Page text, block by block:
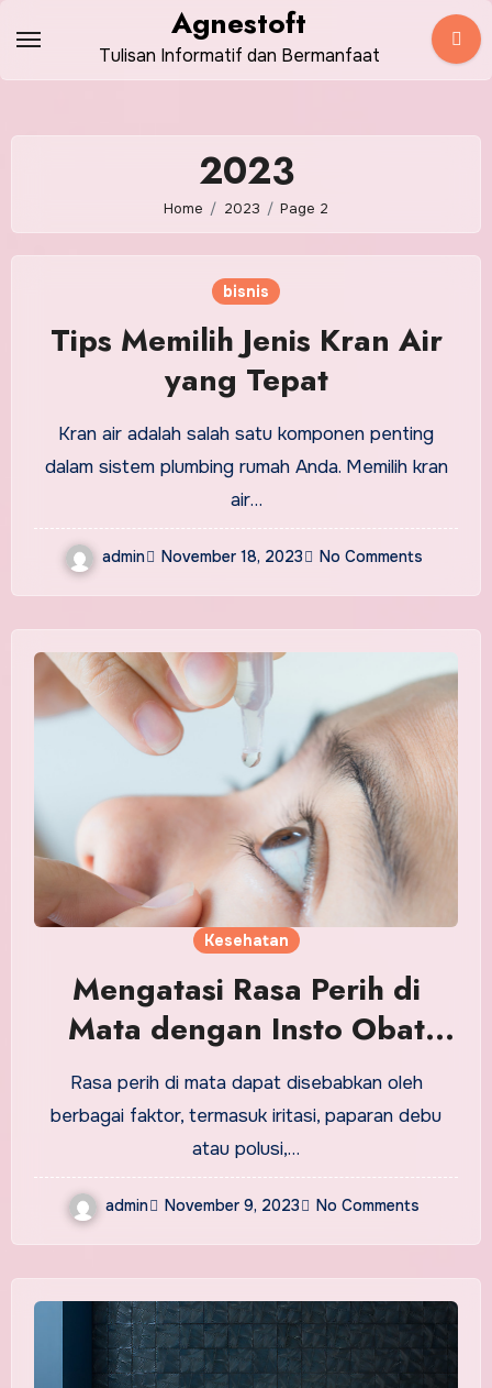
content
Agnestoft
Tulisan Informatif dan Bermanfaat
2023
Home 2023 Page 2
bisnis
Tips Memilih Jenis Kran Air
yang Tepat
Kran air adalah salah satu komponen penting
dalam sistem plumbing rumah Anda. Memilih kran
air…
admin November 18, 2023 No Comments
Kesehatan
Mengatasi Rasa Perih di
Mata dengan Insto Obat
Tetes Mata
Rasa perih di mata dapat disebabkan oleh
berbagai faktor, termasuk iritasi, paparan debu
atau polusi,…
admin November 9, 2023 No Comments